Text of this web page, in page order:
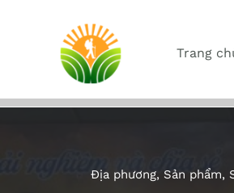
Trang
Địa phương, Sản phẩm,